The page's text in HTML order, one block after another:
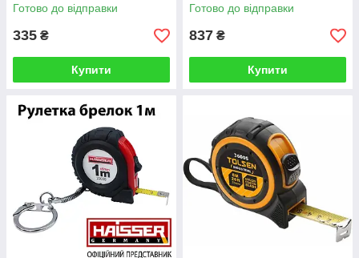
Готово до відправки
335 ₴
Купити
Готово до відправки
837 ₴
Купити